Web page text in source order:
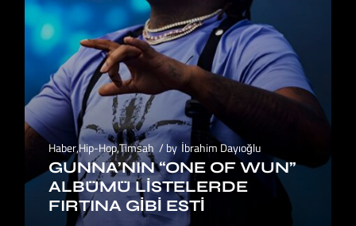
Haber,Hip-Hop,Timsah by İbrahim Dayıoğlu
GUNNA’NIN “ONE OF WUN”
ALBÜMÜ LISTELERDE
FIRTINA GIBI ESTI